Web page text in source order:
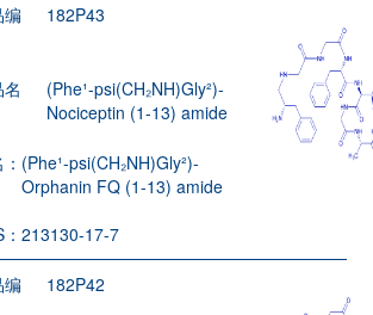
编
182P43
(Phe¹-psi(CH₂NH)Gly²)-
Nociceptin (1-13) amide
(Phe¹-psi(CH₂NH)Gly²)-
Orphanin FQ (1-13) amide
：213130-17-7
编
182P42